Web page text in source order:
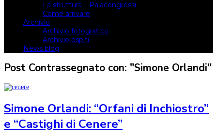
La struttura – Palacongressi
Come arrivare
Archivio
Archivio fotografico
Archivio ospiti
News blog
Post Contrassegnato con: "Simone Orlandi"
Simone Orlandi: “Orfani di Inchiostro”
e “Castighi di Cenere”